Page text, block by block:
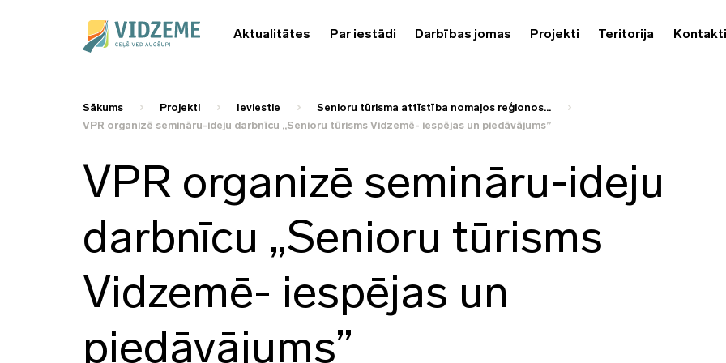
Aktualitātes Par iestādi Darbības jomas Projekti Teritorija Kontakti
Sākums Projekti Ieviestie
Senioru tūrisma attīstība nomaļos reģionos...
VPR organizē semināru-ideju darbnīcu „Senioru tūrisms Vidzemē- iespējas un piedāvājums”
VPR organizē semināru-ideju
darbnīcu „Senioru tūrisms
Vidzemē- iespējas un
piedāvājums”